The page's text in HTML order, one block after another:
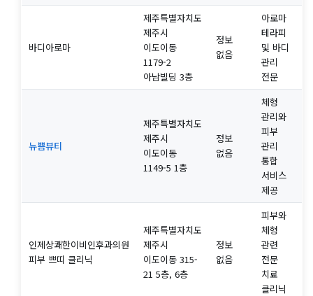
바디아로마
제주특별자치도
제주시
이도이동
1179-2
아남빌딩 3층
정보
없음
아로마
테라피
및 바디
관리
전문
뉴쁨뷰티
제주특별자치도
제주시
이도이동
1149-5 1층
정보
없음
체형
관리와
피부
관리
통합
서비스
제공
인제상쾌한이비인후과의원
피부 쁘띠 클리닉
제주특별자치도
제주시
이도이동 315-
21 5층, 6층
정보
없음
피부와
체형
관련
전문
치료
클리닉